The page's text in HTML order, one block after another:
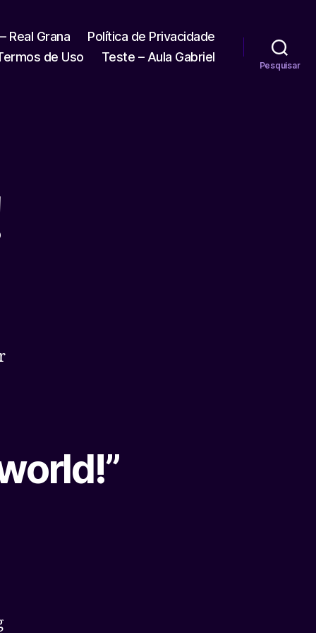
Real Grana
Política de Privacidade
de Uso
Teste – Aula Gabriel
Pesquisar